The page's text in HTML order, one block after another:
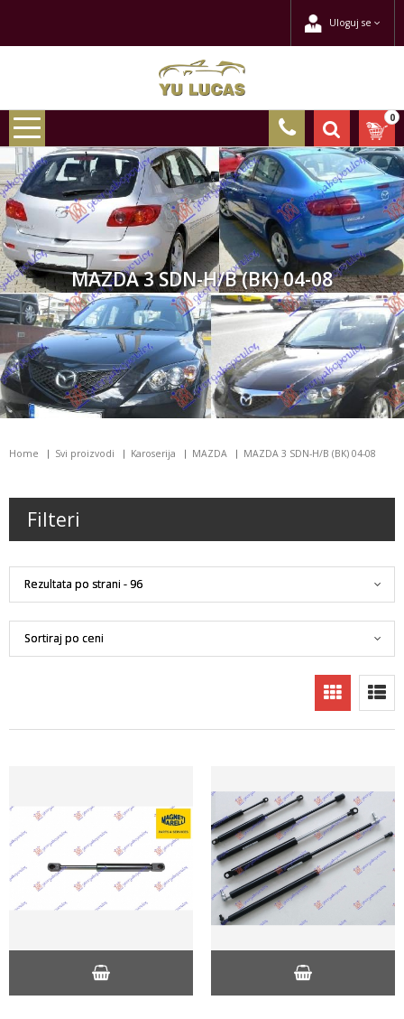
Uloguj se
0
MAZDA 3 SDN-H/B (BK) 04-08
Home Svi proizvodi Karoserija MAZDA MAZDA 3 SDN-H/B (BK) 04-08
Filteri